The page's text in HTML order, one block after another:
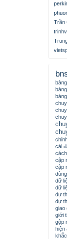
Trần
cài
cập
cập
dữ
dữ
dự
dự
giao
giới
gộp
hiện